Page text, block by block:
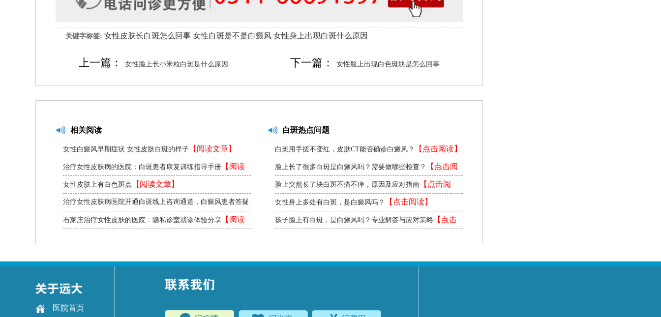
关键字标签: 女性皮肤长白斑怎么回事 女性白斑是不是白癜风 女性身上出现白斑什么原因
上一篇： 女性脸上长小米粒白斑是什么原因 下一篇：女性脸上出现白色斑块是怎么回事
相关阅读
女性白癜风早期症状 女性皮肤白斑的样子 【阅读文章】
治疗女性皮肤病的医院：白斑患者康复训练指导手册 【阅读
文章】
女性皮肤上有白色斑点 【阅读文章】
治疗女性皮肤病医院开通白斑线上咨询通道，白癜风患者答疑
新途径【阅读文章】
石家庄治疗女性皮肤的医院：隐私诊室就诊体验分享 【阅读
白斑热点问题
白斑用手搓不变红，皮肤CT能否确诊白癜风？ 【点击阅读】
脸上长了很多白斑是白癜风吗？需要做哪些检查？ 【点击阅
读】
脸上突然长了块白斑不痛不痒，原因及应对指南【点击阅
读】
女性身上多处有白斑，是白癜风吗？ 【点击阅读】
孩子脸上有白斑，是白癜风吗？专业解答与应对策略【点击
医院首页